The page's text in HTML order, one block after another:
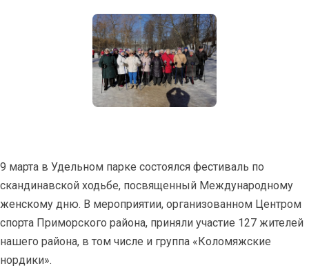
9 марта в Удельном парке состоялся фестиваль по
скандинавской ходьбе, посвященный Международному
женскому дню. В мероприятии, организованном Центром
спорта Приморского района, приняли участие 127 жителей
нашего района, в том числе и группа «Коломяжские
нордики».